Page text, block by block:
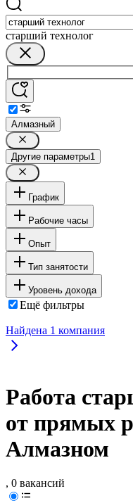
старший технолог
Алмазный
Другие параметры1
График
Рабочие часы
Опыт
Тип занятости
Уровень дохода
Ещё фильтры
Найдена 1 компания
Работа
от прямых
Алмазном
, 0 вакансий